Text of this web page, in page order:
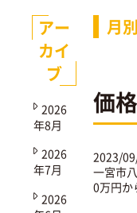
月
価
2023/
一宮市
0万円か
アー
カイ
ブ
2026
年8月
2026
年7月
2026